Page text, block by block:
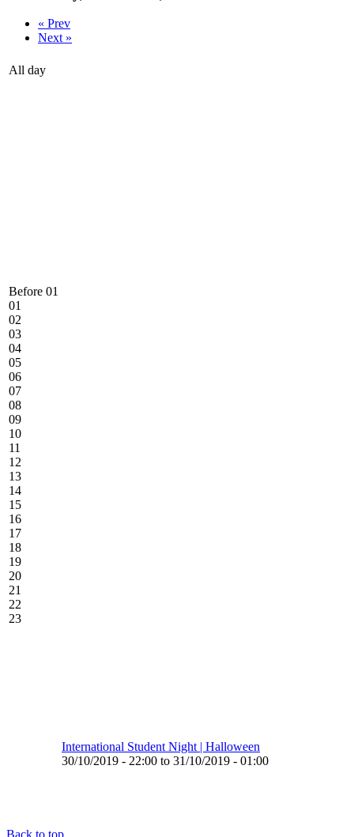
« Prev
Next »
All day
Before 01
01
02
03
04
05
06
07
08
09
10
11
12
13
14
15
16
17
18
19
20
21
22
23
International Student Night | Halloween
30/10/2019 - 22:00 to 31/10/2019 - 01:00